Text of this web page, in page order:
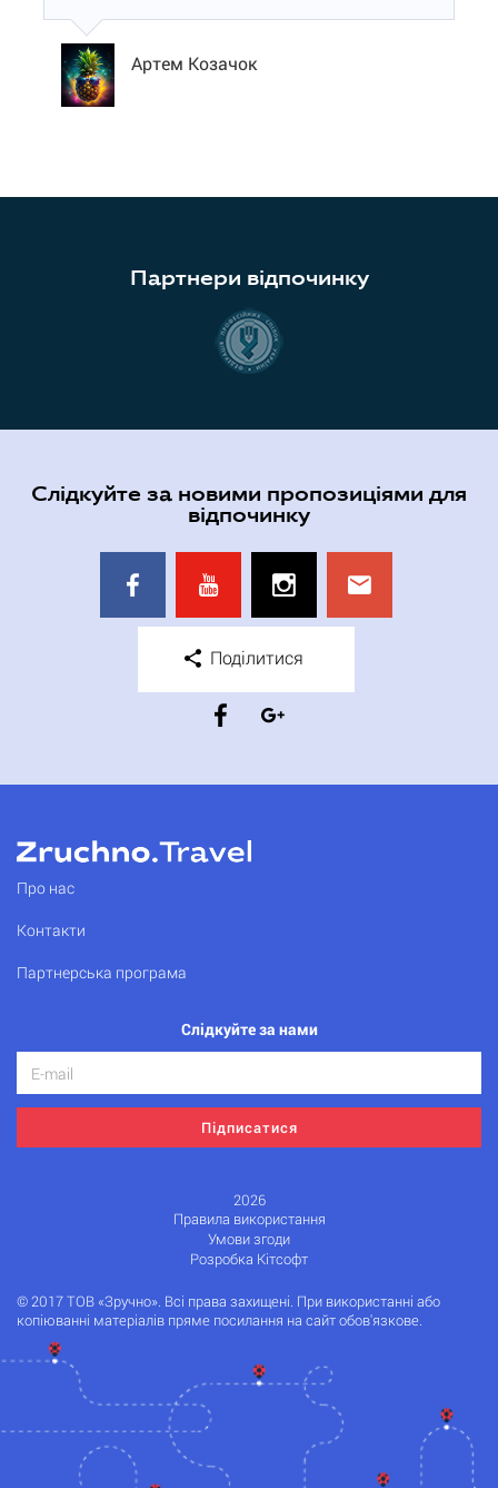
Артем Козачок
Партнери відпочинку
Слідкуйте за новими пропозиціями для
відпочинку
Поділитися
Про нас
Контакти
Партнерська програма
Слідкуйте за нами
Підписатися
2026
Правила використання
Умови згоди
Розробка Кітсофт
© 2017 ТОВ «Зручно». Всі права захищені. При використанні або
копіюванні матеріалів пряме посилання на сайт обов'язкове.